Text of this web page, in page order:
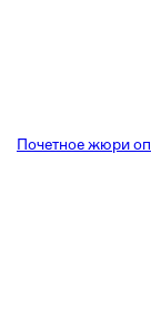
Почетное жюри